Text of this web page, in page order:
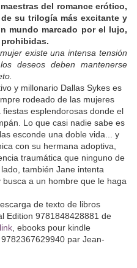
del romance erótico,
su trilogía más excitante y
mundo marcado por el lujo,
existe una intensa tensión
deseos deben mantenerse
y millonario Dallas Sykes es
rodeado de las mujeres
esplendorosas donde el
Lo que casi nadie sabe es
esconde una doble vida... y
con su hermana adoptiva,
traumática que ninguno de
también Jane intenta
a un hombre que le haga
de texto de libros
Edition 9781848428881 de
, ebooks pour kindle
par Jean-